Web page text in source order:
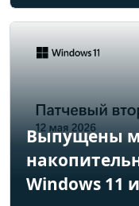
Выпущены
Windows 11